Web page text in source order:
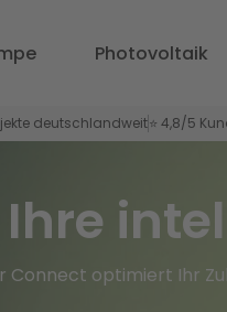
Photovoltaik
deutschlandweit⭐ 4,8/5
Ihre
Connect optimiert Ihr